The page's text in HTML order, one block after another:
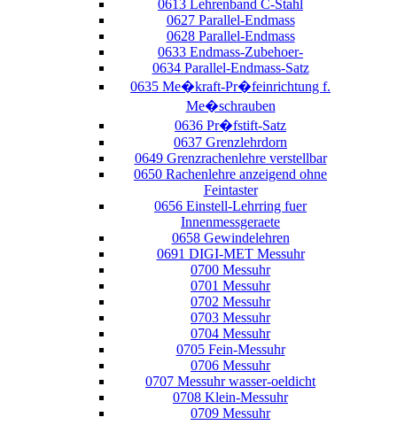
0613 Lehrenband C-Stahl
0627 Parallel-Endmass
0628 Parallel-Endmass
0633 Endmass-Zubehoer-
0634 Parallel-Endmass-Satz
0635 Me�kraft-Pr�feinrichtung f.
Me�schrauben
0636 Pr�fstift-Satz
0637 Grenzlehrdorn
0649 Grenzrachenlehre verstellbar
0650 Rachenlehre anzeigend ohne
Feintaster
0656 Einstell-Lehrring fuer
Innenmessgeraete
0658 Gewindelehren
0691 DIGI-MET Messuhr
0700 Messuhr
0701 Messuhr
0702 Messuhr
0703 Messuhr
0704 Messuhr
0705 Fein-Messuhr
0706 Messuhr
0707 Messuhr wasser-oeldicht
0708 Klein-Messuhr
0709 Messuhr